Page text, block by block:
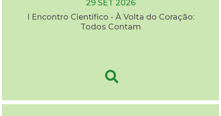
29 SET 2026
I Encontro Científico - À Volta do Coração:
Todos Contam